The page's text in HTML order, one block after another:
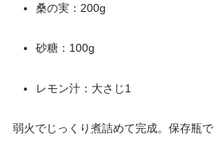
桑の実：200g
砂糖：100g
レモン汁：大さじ1
弱火でじっくり煮詰めて完成。保存瓶で